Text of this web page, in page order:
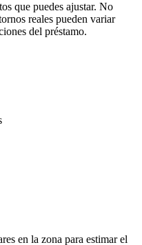
que puedes ajustar. No
reales pueden variar
del préstamo.
en la zona para estimar el